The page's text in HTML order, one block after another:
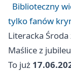
Biblioteczny
tylko fanów
Literacka
Maślice z
To już